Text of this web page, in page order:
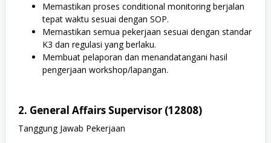
Memastikan proses conditional monitoring berjalan
tepat waktu sesuai dengan SOP.
Memastikan semua pekerjaan sesuai dengan standar
K3 dan regulasi yang berlaku.
Membuat pelaporan dan menandatangani hasil
pengerjaan workshop/lapangan.
2. General Affairs Supervisor (12808)
Tanggung Jawab Pekerjaan